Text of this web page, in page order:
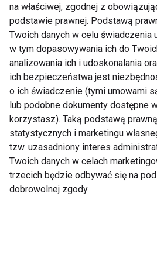
Zmęczenie po urlopie
– dlaczego zamiast
energii wraca
frustracja?
Tenis, badminton i
na właściwej, zgodnej z
podstawie prawnej. Podstawą
Twoich danych w celu świadczenia
w tym dopasowywania ich do
analizowania ich i udoskonalania
ich bezpieczeństwa jest
o ich świadczenie (tymi umowami
lub podobne dokumenty dostępne
korzystasz). Taką podstawą
statystycznych i marketingu
tzw. uzasadniony interes
Twoich danych w celach
trzecich będzie odbywać się na
dobrowolnej zgody.